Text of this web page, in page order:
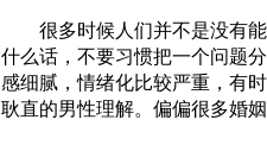
很多时候人们并不是没有能
什么话，不要习惯把一个问题
感细腻，情绪化比较严重，有
耿直的男性理解。偏偏很多婚